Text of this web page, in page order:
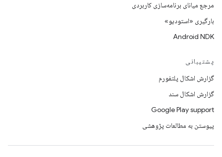
مرجع میانای برنامه‌سازی کاربردی
بارگیری «استودیو»
Android NDK
پشتیبانی
گزارش اشکال پلتفورم
گزارش اشکال سند
Google Play support
پیوستن به مطالعات پژوهشی